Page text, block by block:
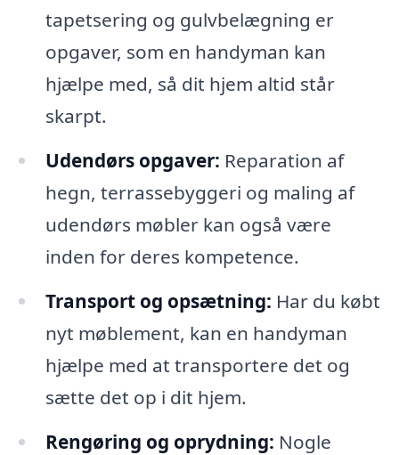
tapetsering og gulvbelægning er
opgaver, som en handyman kan
hjælpe med, så dit hjem altid står
skarpt.
Udendørs opgaver: Reparation af
hegn, terrassebyggeri og maling af
udendørs møbler kan også være
inden for deres kompetence.
Transport og opsætning: Har du købt
nyt møblement, kan en handyman
hjælpe med at transportere det og
sætte det op i dit hjem.
Rengøring og oprydning: Nogle